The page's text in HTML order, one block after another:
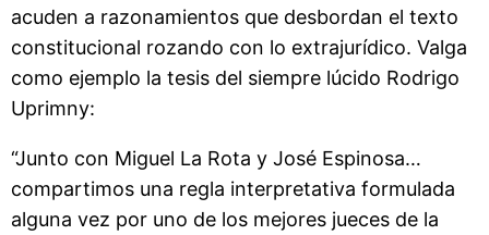
acuden a razonamientos que desbordan el texto
constitucional rozando con lo extrajurídico. Valga
como ejemplo la tesis del siempre lúcido Rodrigo
Uprimny:
“Junto con Miguel La Rota y José Espinosa…
compartimos una regla interpretativa formulada
alguna vez por uno de los mejores jueces de la